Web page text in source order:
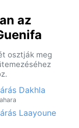
az
osztják meg
Dakhla
Laayoune